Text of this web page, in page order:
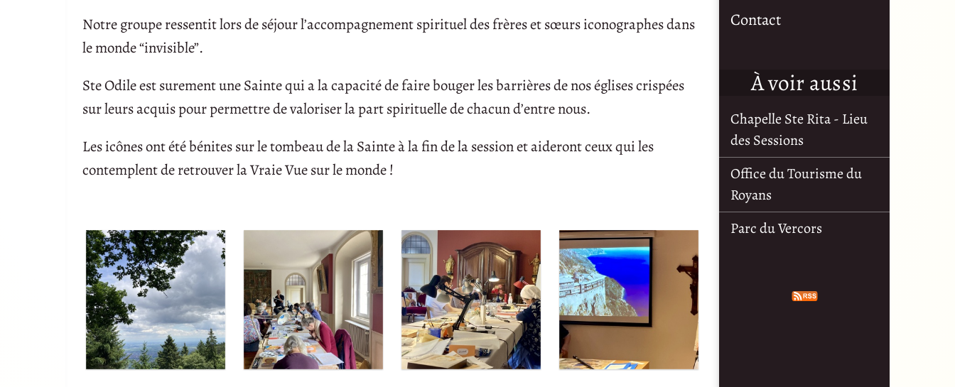
Notre groupe ressentit lors de séjour l’accompagnement spirituel des frères et sœurs iconographes dans
le monde “invisible”.
Ste Odile est surement une Sainte qui a la capacité de faire bouger les barrières de nos églises crispées
sur leurs acquis pour permettre de valoriser la part spirituelle de chacun d’entre nous.
Les icônes ont été bénites sur le tombeau de la Sainte à la fin de la session et aideront ceux qui les
contemplent de retrouver la Vraie Vue sur le monde !
Contact
À voir aussi
Chapelle Ste Rita - Lieu
des Sessions
Office du Tourisme du
Royans
Parc du Vercors